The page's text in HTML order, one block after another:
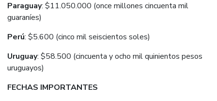
Paraguay: $11.050.000 (once millones cincuenta mil
guaraníes)
Perú: $5.600 (cinco mil seiscientos soles)
Uruguay: $58.500 (cincuenta y ocho mil quinientos pesos
uruguayos)
FECHAS IMPORTANTES